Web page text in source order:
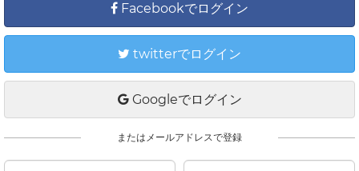
Facebookでログイン
twitterでログイン
Googleでログイン
またはメールアドレスで登録